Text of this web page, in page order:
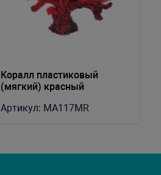
Коралл пластиковый
(мягкий) красный
Артикул: MA117MR